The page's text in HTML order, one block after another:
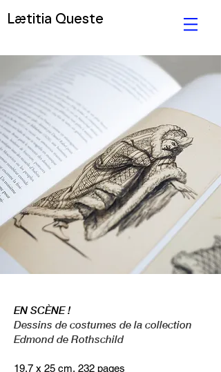
Lætitia Queste
EN SCÈNE !
Dessins de costumes de la collection
Edmond de Rothschild
19,7 x 25 cm, 232 pages